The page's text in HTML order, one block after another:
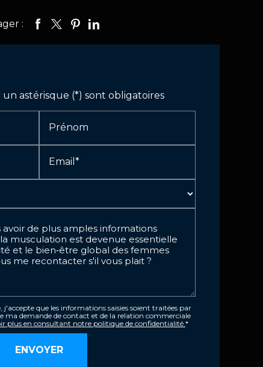
:
un astérisque (*) sont obligatoires
Prénom
Email*
que les informations saisies soient traitées par
ma demande de contact et de la relation commerciale
plus en consultant notre politique de confidentialité. *